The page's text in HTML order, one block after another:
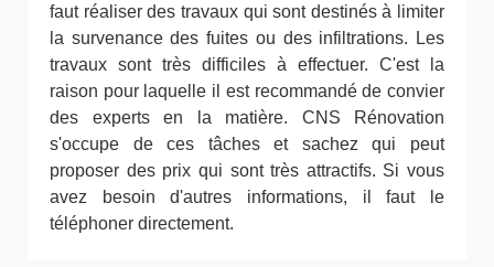
faut réaliser des travaux qui sont destinés à limiter
la survenance des fuites ou des infiltrations. Les
travaux sont très difficiles à effectuer. C'est la
raison pour laquelle il est recommandé de convier
des experts en la matière. CNS Rénovation
s'occupe de ces tâches et sachez qui peut
proposer des prix qui sont très attractifs. Si vous
avez besoin d'autres informations, il faut le
téléphoner directement.